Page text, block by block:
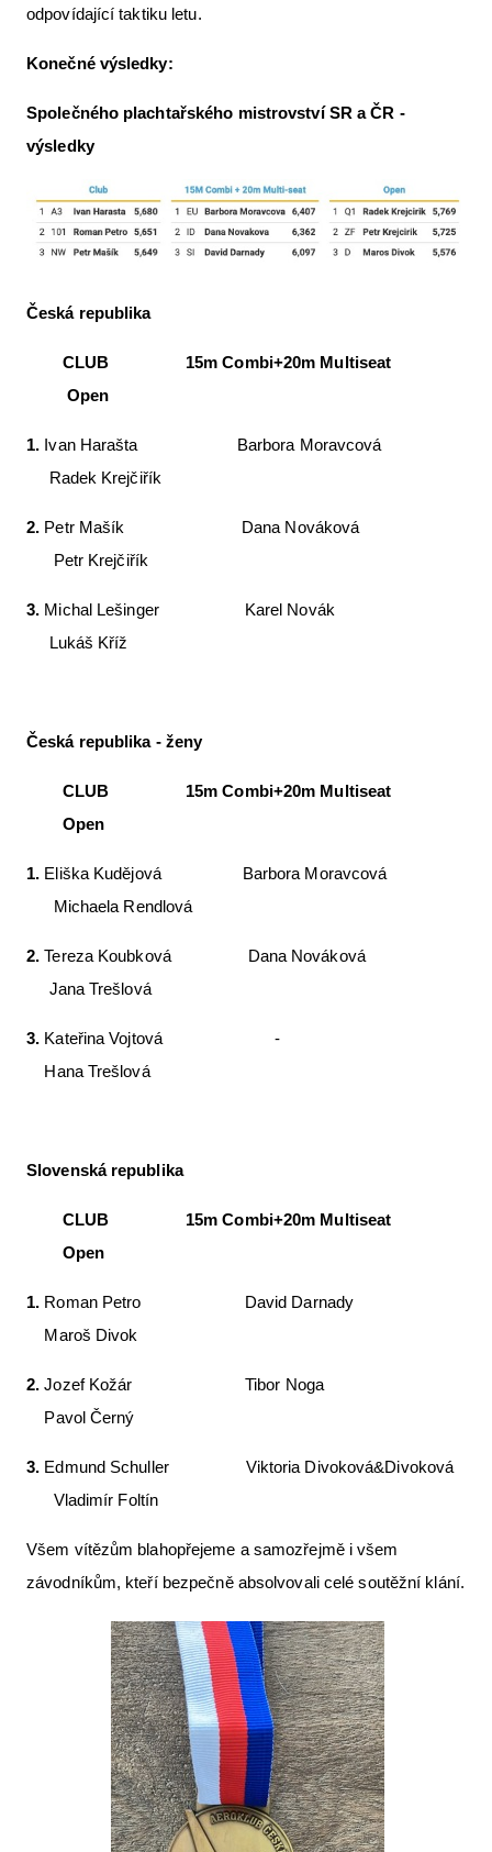
odpovídající taktiku letu.
Konečné výsledky:
Společného plachtařského mistrovství SR a ČR -
výsledky
Česká republika
CLUB 15m Combi+20m Multiseat
Open
1. Ivan Harašta Barbora Moravcová
Radek Krejčiřík
2. Petr Mašík Dana Nováková
Petr Krejčiřík
3. Michal Lešinger Karel Novák
Lukáš Kříž
Česká republika - ženy
CLUB 15m Combi+20m Multiseat
Open
1. Eliška Kudějová Barbora Moravcová
Michaela Rendlová
2. Tereza Koubková Dana Nováková
Jana Trešlová
3. Kateřina Vojtová -
Hana Trešlová
Slovenská republika
CLUB 15m Combi+20m Multiseat
Open
1. Roman Petro David Darnady
Maroš Divok
2. Jozef Kožár Tibor Noga
Pavol Černý
3. Edmund Schuller Viktoria Divoková&Divoková
Vladimír Foltín
Všem vítězům blahopřejeme a samozřejmě i všem
závodníkům, kteří bezpečně absolvovali celé soutěžní klání.